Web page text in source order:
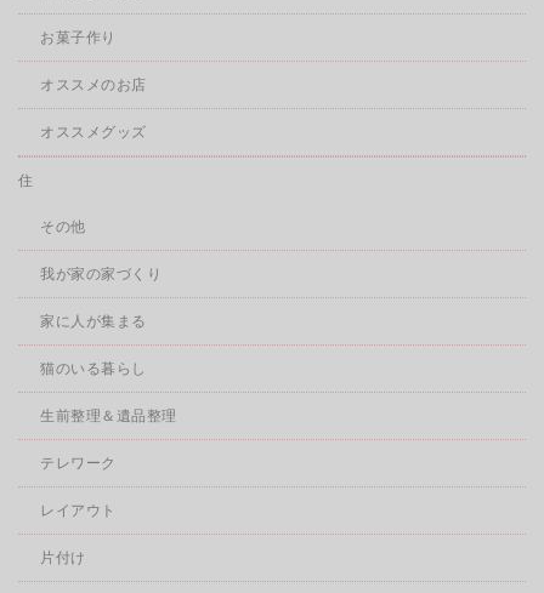
お菓子作り
オススメのお店
オススメグッズ
住
その他
我が家の家づくり
家に人が集まる
猫のいる暮らし
生前整理＆遺品整理
テレワーク
レイアウト
片付け